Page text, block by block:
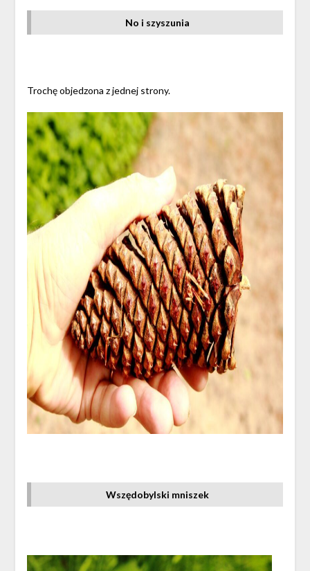
No i szyszunia
Trochę objedzona z jednej strony.
Wszędobylski mniszek